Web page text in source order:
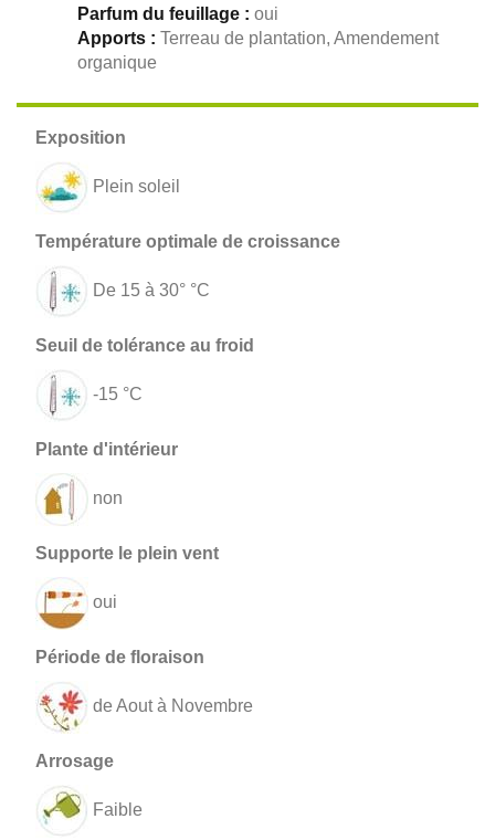
Parfum du feuillage : oui
Apports : Terreau de plantation, Amendement
organique
Plein soleil
De 15 à 30° °C
-15 °C
non
oui
de Aout à Novembre
Faible